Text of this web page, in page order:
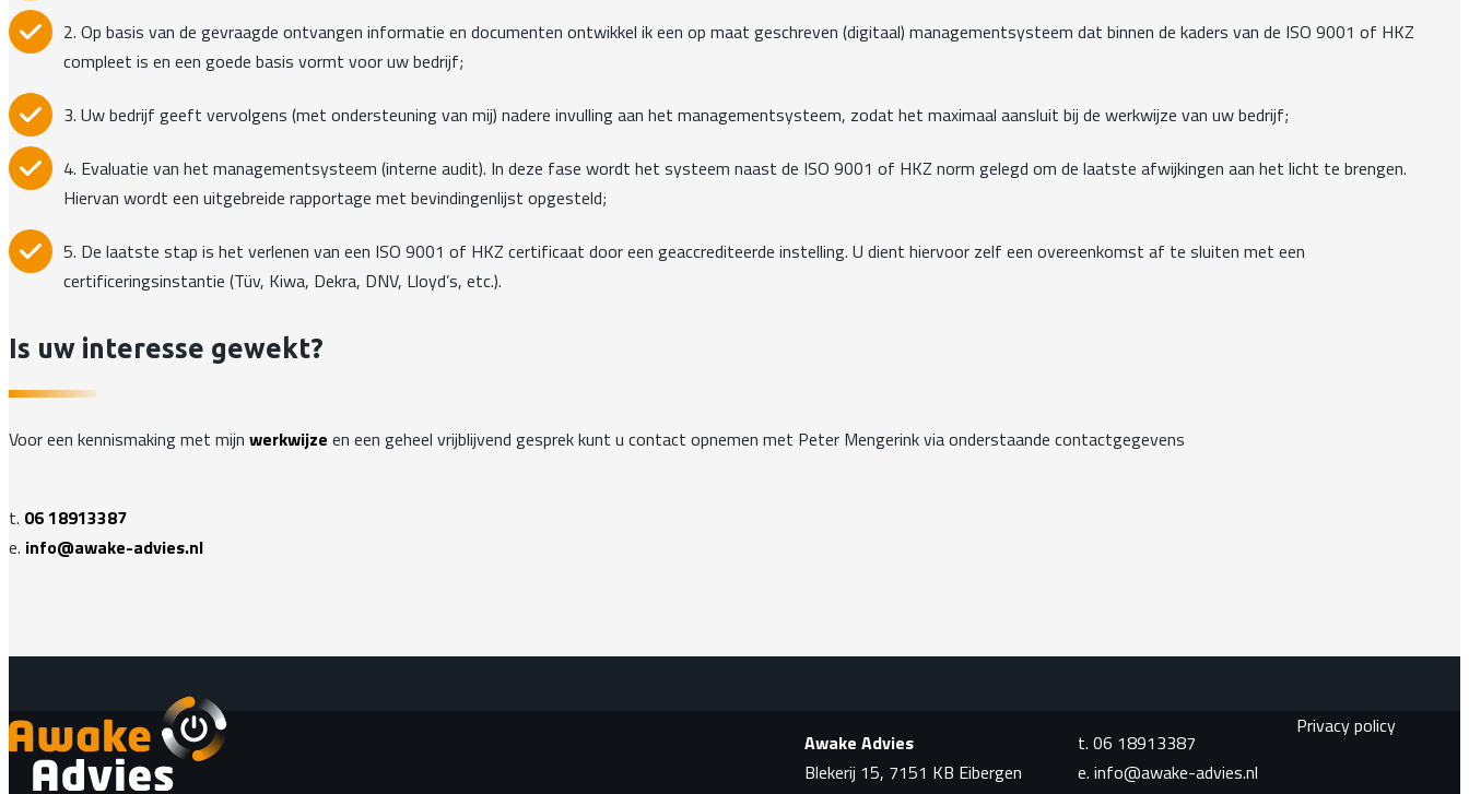
2. Op basis van de gevraagde ontvangen informatie en documenten ontwikkel ik een op maat geschreven (digitaal) managementsysteem dat binnen de kaders van de ISO 9001 of HKZ
compleet is en een goede basis vormt voor uw bedrijf;
3. Uw bedrijf geeft vervolgens (met ondersteuning van mij) nadere invulling aan het managementsysteem, zodat het maximaal aansluit bij de werkwijze van uw bedrijf;
4. Evaluatie van het managementsysteem (interne audit). In deze fase wordt het systeem naast de ISO 9001 of HKZ norm gelegd om de laatste afwijkingen aan het licht te brengen.
Hiervan wordt een uitgebreide rapportage met bevindingenlijst opgesteld;
5. De laatste stap is het verlenen van een ISO 9001 of HKZ certificaat door een geaccrediteerde instelling. U dient hiervoor zelf een overeenkomst af te sluiten met een
certificeringsinstantie (Tüv, Kiwa, Dekra, DNV, Lloyd’s, etc.).
Is uw interesse gewekt?
Voor een kennismaking met mijn werkwijze en een geheel vrijblijvend gesprek kunt u contact opnemen met Peter Mengerink via onderstaande contactgegevens
t. 06 18913387
e. info@awake-advies.nl
Awake Advies
Blekerij 15, 7151 KB Eibergen
t. 06 18913387
e. info@awake-advies.nl
Privacy policy